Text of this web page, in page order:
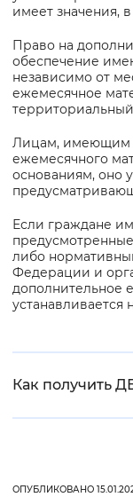
имеет значения,
Право на
обеспечение
независимо от
ежемесячное
Лицам, имеющим
ежемесячного
основаниям, оно
Если граждане
либо
Федерации и
дополнительное
устанавливается
Как получить
ОПУБЛИКОВАНО